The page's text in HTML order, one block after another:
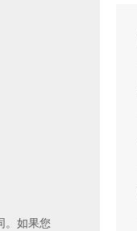
。如果您